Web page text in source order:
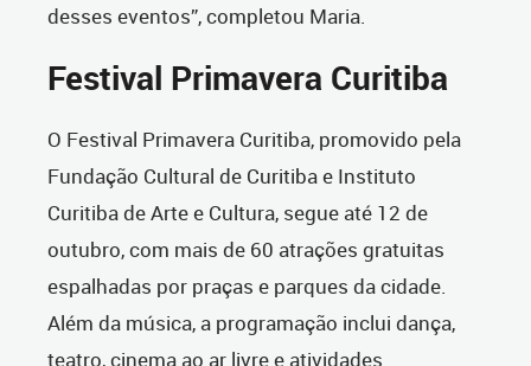
desses eventos”, completou Maria.
Festival Primavera Curitiba
O Festival Primavera Curitiba, promovido pela
Fundação Cultural de Curitiba e Instituto
Curitiba de Arte e Cultura, segue até 12 de
outubro, com mais de 60 atrações gratuitas
espalhadas por praças e parques da cidade.
Além da música, a programação inclui dança,
teatro, cinema ao ar livre e atividades